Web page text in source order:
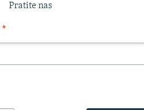
Pratite nas
*